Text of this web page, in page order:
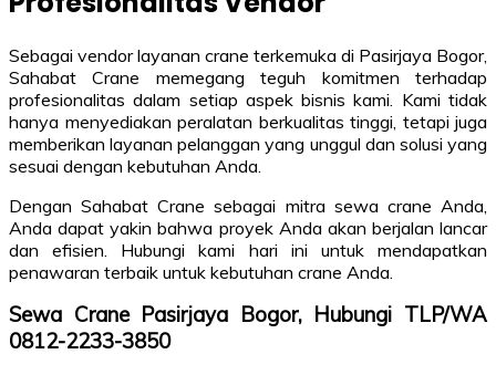
Sebagai vendor layanan crane terkemuka di Pasirjaya Bogor,
Sahabat Crane memegang teguh komitmen terhadap
profesionalitas dalam setiap aspek bisnis kami. Kami tidak
hanya menyediakan peralatan berkualitas tinggi, tetapi juga
memberikan layanan pelanggan yang unggul dan solusi yang
sesuai dengan kebutuhan Anda.
Dengan Sahabat Crane sebagai mitra sewa crane Anda,
Anda dapat yakin bahwa proyek Anda akan berjalan lancar
dan efisien. Hubungi kami hari ini untuk mendapatkan
penawaran terbaik untuk kebutuhan crane Anda.
Sewa Crane Pasirjaya Bogor, Hubungi TLP/WA
0812-2233-3850